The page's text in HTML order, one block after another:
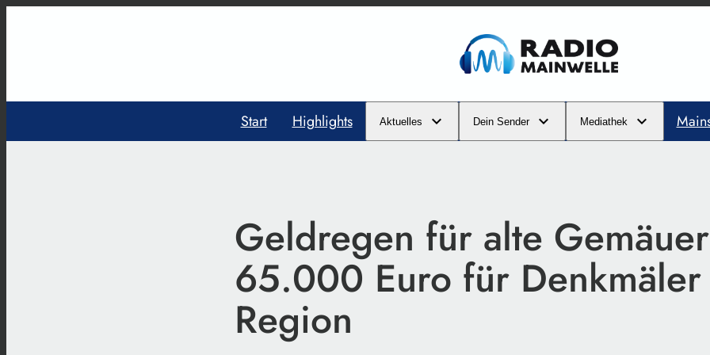
Start Highlights Aktuelles Dein Sender Mediathek
Geldregen für alte
65.000 Euro für
Region